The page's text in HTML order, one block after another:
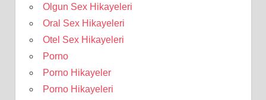
Olgun Sex Hikayeleri
Oral Sex Hikayeleri
Otel Sex Hikayeleri
Porno
Porno Hikayeler
Porno Hikayeleri